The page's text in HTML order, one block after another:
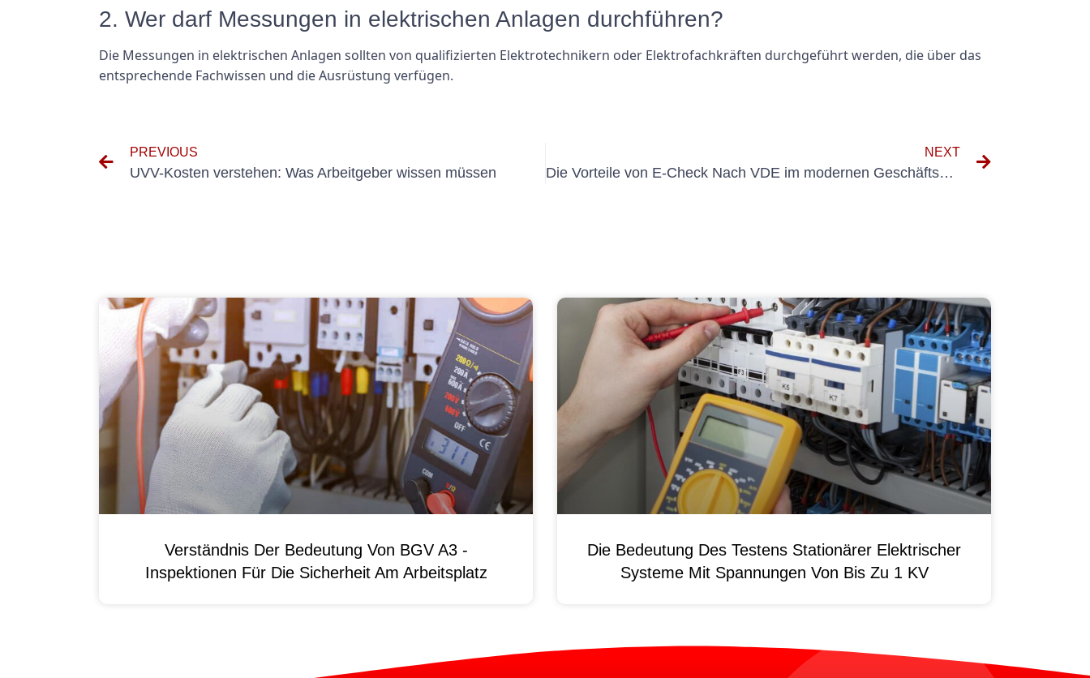
2. Wer darf Messungen in elektrischen Anlagen durchführen?
Die Messungen in elektrischen Anlagen sollten von qualifizierten Elektrotechnikern oder Elektrofachkräften durchgeführt werden, die über das
entsprechende Fachwissen und die Ausrüstung verfügen.
PREVIOUS
UVV-Kosten verstehen: Was Arbeitgeber wissen müssen
NEXT
Die Vorteile von E-Check Nach VDE im modernen Geschäftsumfeld verstehen
Verständnis Der Bedeutung Von BGV A3 -
Inspektionen Für Die Sicherheit Am Arbeitsplatz
Die Bedeutung Des Testens Stationärer Elektrischer
Systeme Mit Spannungen Von Bis Zu 1 KV